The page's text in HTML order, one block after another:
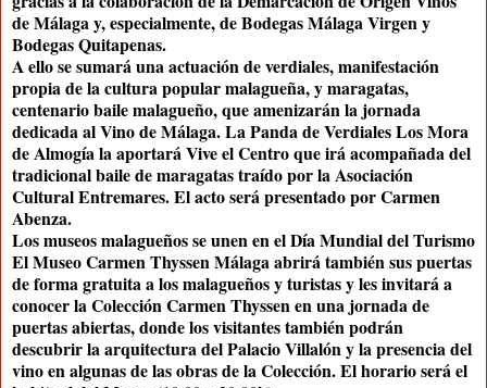
de Málaga y, especialmente, de Bodegas Málaga Virgen y
Bodegas Quitapenas.
A ello se sumará una actuación de verdiales, manifestación
propia de la cultura popular malagueña, y maragatas,
centenario baile malagueño, que amenizarán la jornada
dedicada al Vino de Málaga. La Panda de Verdiales Los Mora
de Almogía la aportará Vive el Centro que irá acompañada del
tradicional baile de maragatas traído por la Asociación
Cultural Entremares. El acto será presentado por Carmen
Abenza.
Los museos malagueños se unen en el Día Mundial del Turismo
El Museo Carmen Thyssen Málaga abrirá también sus puertas
de forma gratuita a los malagueños y turistas y les invitará a
conocer la Colección Carmen Thyssen en una jornada de
puertas abiertas, donde los visitantes también podrán
descubrir la arquitectura del Palacio Villalón y la presencia del
vino en algunas de las obras de la Colección. El horario será el